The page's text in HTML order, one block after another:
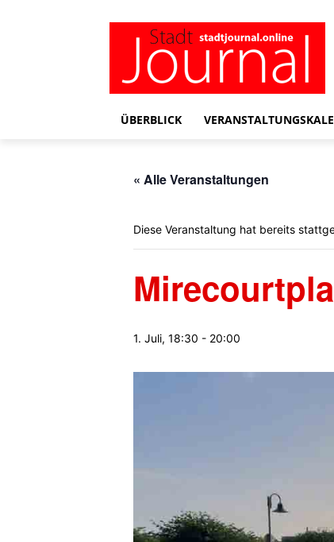
ÜBERBLICK
« Alle Veranstaltungen
Diese Veranstaltung hat bereits
1. Juli, 18:30 - 20:00